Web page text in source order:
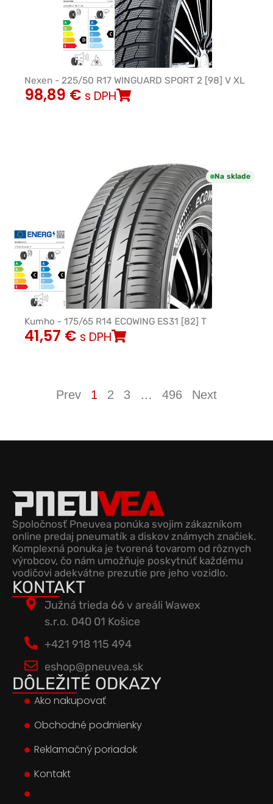
Nexen - 225/50 R17 WINGUARD SPORT 2 [98] V XL
98,89 € s DPH
Na sklade
Kumho - 175/65 R14 ECOWING ES31 [82] T
41,57 € s DPH
Prev 1 2 3 … 496 Next
Spoločnosť Pneuvea ponúka svojim zákazníkom
online predaj pneumatík a diskov známych značiek.
Komplexná ponuka je tvorená tovarom od rôznych
výrobcov, čo nám umožňuje poskytnúť každému
vodičovi adekvátne prezutie pre jeho vozidlo.
KONTAKT
Južná trieda 66 v areáli Wawex
s.r.o. 040 01 Košice
+421 918 115 494
eshop@pneuvea.sk
DÔLEŽITÉ ODKAZY
Ako nakupovať
Obchodné podmienky
Reklamačný poriadok
Kontakt